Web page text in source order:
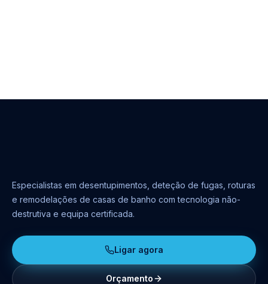
Especialistas em desentupimentos, deteção de fugas, roturas
e remodelações de casas de banho com tecnologia não-
destrutiva e equipa certificada.
Ligar agora
Orçamento